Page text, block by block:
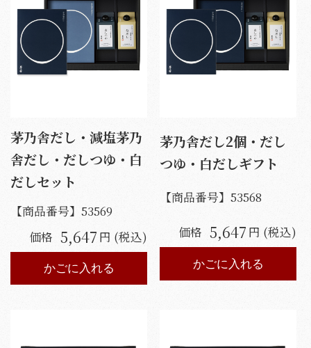
茅乃舎だし・減塩茅乃
舎だし・だしつゆ・白
だしセット
【商品番号】 53569
価格 5,647 円 (税込)
かごに入れる
茅乃舎だし2個・だし
つゆ・白だしギフト
【商品番号】53568
価格 5,647 円 (税込)
かごに入れる